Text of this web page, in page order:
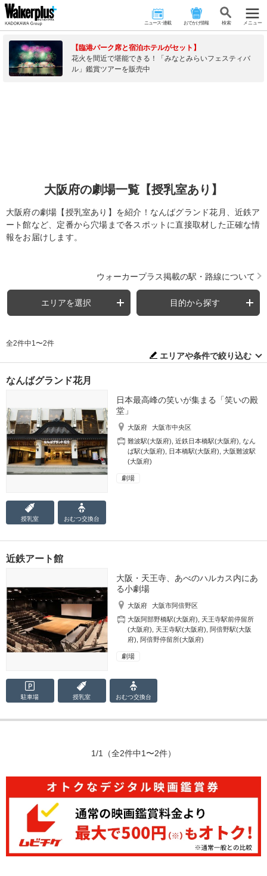
ニュース･連載 おでかけ情報 検 索 メニュー
【臨港パーク席と宿泊ホテルがセット】
花火を間近で堪能できる！「みなとみらいフェスティバ
ル」鑑賞ツアーを販売中
大阪府の劇場一覧【授乳室あり】
大阪府の劇場【授乳室あり】を紹介！なんばグランド花月、近鉄ア
ート館など、定番から穴場まで各スポットに直接取材した正確な情
報をお届けします。
ウォーカープラス掲載の駅・路線について
エリアを選択 目的から探す
全2件中1〜2件
エリアや条件で絞り込む
なんばグランド花月
日本最高峰の笑いが集まる「笑いの殿
堂」
大阪府
大阪市中央区
難波駅(大阪府) ,近鉄日本橋駅(大阪府) ,なん
ば駅(大阪府)
日本橋駅(大阪府) ,大阪難波駅
(大阪府)
劇場
授乳室 おむつ交換台
近鉄アート館
大阪・天王寺、あべのハルカス内にあ
る小劇場
大阪府
大阪市阿倍野区
大阪阿部野橋駅(大阪府)
天王寺駅前停留所
(大阪府)
天王寺駅(大阪府) ,阿倍野駅(大阪
府) ,阿倍野停留所(大阪府)
劇場
駐車場 授乳室 おむつ交換台
1/1 （全2件中1〜2件）